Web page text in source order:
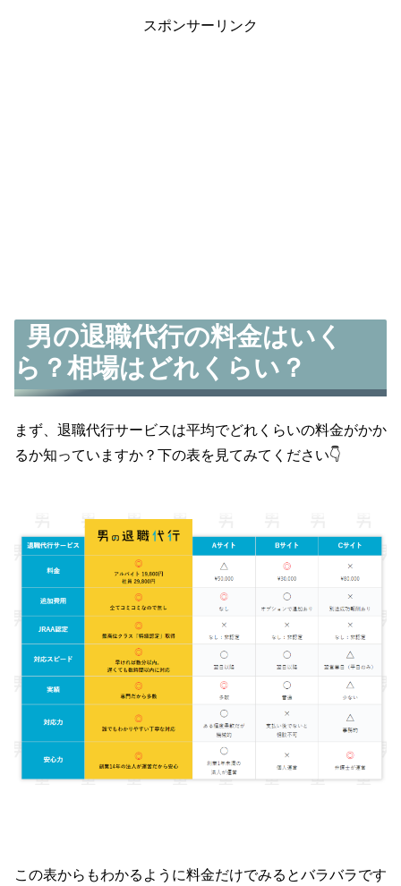
スポンサーリンク
男の退職代行の料金はいく
ら？相場はどれくらい？
まず、退職代行サービスは平均でどれくらいの料金がかか
るか知っていますか？下の表を見てみてください👇
この表からもわかるように料金だけでみるとバラバラです